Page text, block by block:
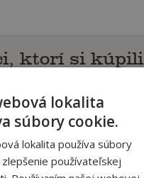
ktorí si kúpili
si tiež kúpili
lokalita
súbory cookie.
lokalita používa súbory
zlepšenie používateľskej